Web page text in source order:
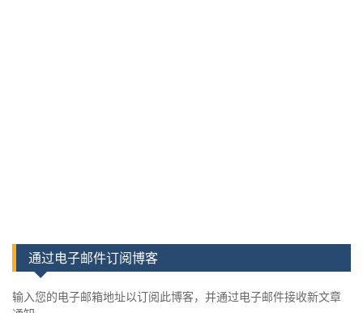
通过电子邮件订阅博客
输入您的电子邮箱地址以订阅此博客，并通过电子邮件接收新文章